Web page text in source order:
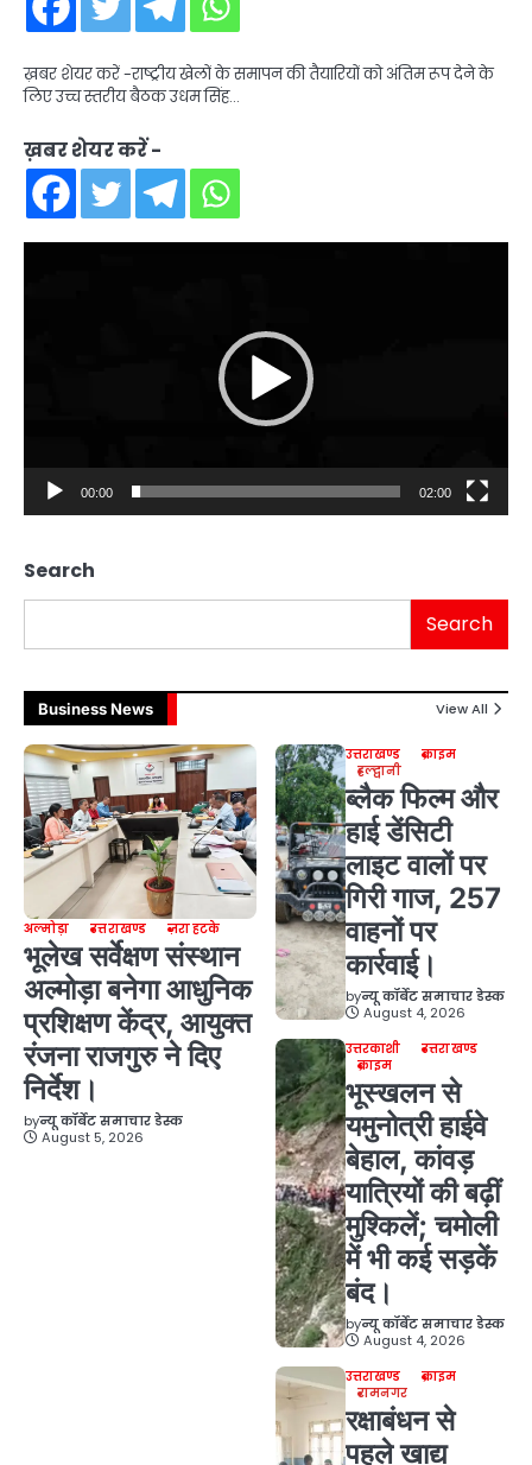
ख़बर शेयर करें -राष्ट्रीय खेलों के समापन की तैयारियों को अंतिम रूप देने के
लिए उच्च स्तरीय बैठक उधम सिंह…
ख़बर शेयर करें -
00:00 02:00
Search
Search
Business News View All
अल्मोड़ा उत्तराखण्ड ज़रा हटके
भूलेख सर्वेक्षण संस्थान
अल्मोड़ा बनेगा आधुनिक
प्रशिक्षण केंद्र, आयुक्त
रंजना राजगुरु ने दिए
निर्देश।
byन्यू कॉर्बेट समाचार डेस्क
August 5, 2026
उत्तराखण्ड
क्राइम
हल्द्वानी
ब्लैक फिल्म और
हाई डेंसिटी
लाइट वालों पर
गिरी गाज, 257
वाहनों पर
कार्रवाई।
byन्यू कॉर्बेट समाचार डेस्क
August 4, 2026
उत्तरकाशी
उत्तराखण्ड
क्राइम
भूस्खलन से
यमुनोत्री हाईवे
बेहाल, कांवड़
यात्रियों की बढ़ीं
मुश्किलें; चमोली
में भी कई सड़कें
बंद।
byन्यू कॉर्बेट समाचार डेस्क
August 4, 2026
उत्तराखण्ड
क्राइम
रामनगर
रक्षाबंधन से
पहले खाद्य